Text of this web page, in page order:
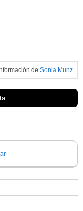
de Sonia Munz